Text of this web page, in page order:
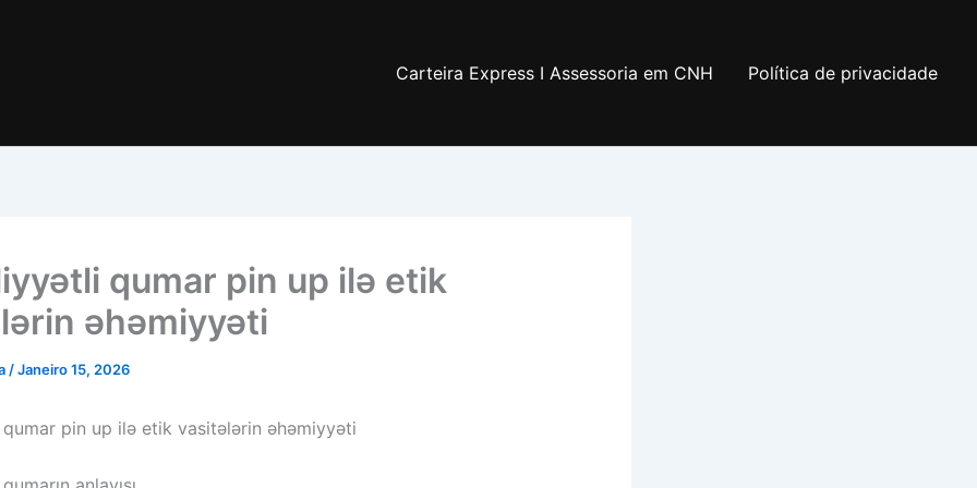
Carteira Express I Assessoria em CNH Política de privacidade
qumar pin up ilə etik
əhəmiyyəti
/Janeiro 15, 2026
pin up ilə etik vasitələrin əhəmiyyəti